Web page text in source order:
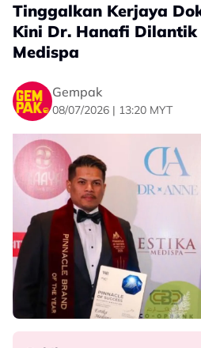
Tinggalkan Kerjaya
Kini Dr. Hanafi Dilantik
Medispa
Gempak
08/07/2026 | 13:20 MYT